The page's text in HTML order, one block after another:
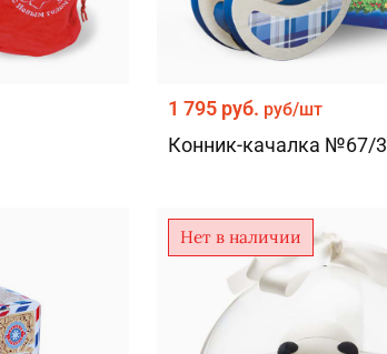
1 795 руб. руб/шт
Конник-качалка №67/3
Нет в наличии